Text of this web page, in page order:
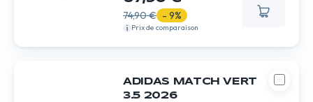
74,90 € - 9%
Prix de comparaison
ADIDAS MATCH VERT
3.5 2026